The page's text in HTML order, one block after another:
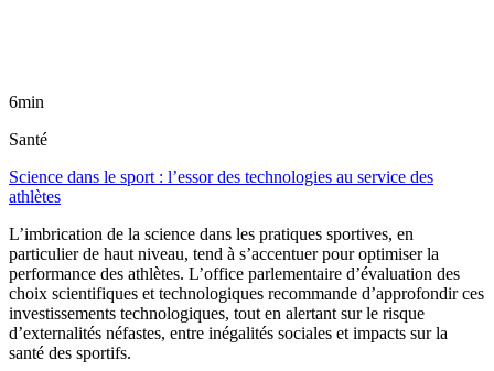
6min
Santé
Science dans le sport : l’essor des technologies au service des
athlètes
L’imbrication de la science dans les pratiques sportives, en
particulier de haut niveau, tend à s’accentuer pour optimiser la
performance des athlètes. L’office parlementaire d’évaluation des
choix scientifiques et technologiques recommande d’approfondir ces
investissements technologiques, tout en alertant sur le risque
d’externalités néfastes, entre inégalités sociales et impacts sur la
santé des sportifs.